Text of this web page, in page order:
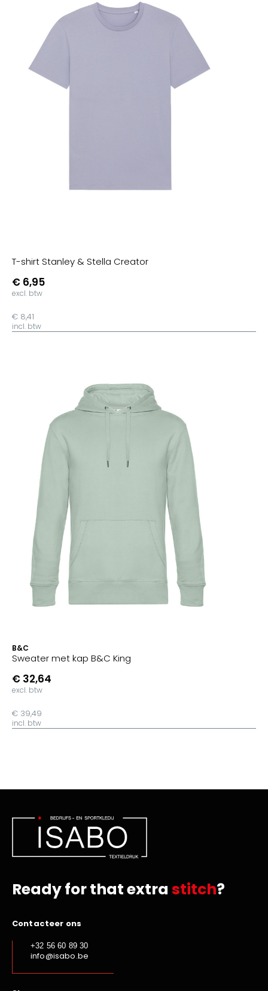
T-shirt Stanley & Stella Creator
€ 6,95
excl. btw
€ 8,41
incl. btw
B&C
Sweater met kap B&C King
€ 32,64
excl. btw
€ 39,49
incl. btw
Ready for that extra stitch?
Contacteer ons
+32 56 60 89 30
info@isabo.be